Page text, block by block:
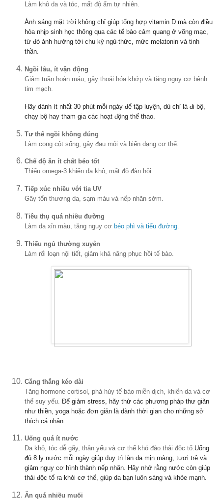
Làm khô da và tóc, mất độ ẩm tự nhiên.
Ánh sáng mặt trời không chỉ giúp tổng hợp vitamin D mà còn điều
hòa nhịp sinh học thông qua các tế bào cảm quang ở võng mạc,
từ đó ảnh hưởng tới chu kỳ ngủ-thức, mức melatonin và tinh
thần.
Ngồi lâu, ít vận động
Giảm tuần hoàn máu, gây thoái hóa khớp và tăng nguy cơ bệnh
tim mạch.
Hãy dành ít nhất 30 phút mỗi ngày để tập luyện, dù chỉ là đi bộ,
chạy bộ hay tham gia các hoạt động thể thao.
Tư thế ngồi không đúng
Làm cong cột sống, gây đau mỏi và biến dạng cơ thể.
Chế độ ăn ít chất béo tốt
Thiếu omega-3 khiến da khô, mất độ đàn hồi.
Tiếp xúc nhiều với tia UV
Gây tổn thương da, sạm màu và nếp nhăn sớm.
Tiêu thụ quá nhiều đường
Làm da xỉn màu, tăng nguy cơ béo phì và tiểu đường.
Thiếu ngủ thường xuyên
Làm rối loạn nội tiết, giảm khả năng phục hồi tế bào.
Căng thẳng kéo dài
Tăng hormone cortisol, phá hủy tế bào miễn dịch, khiến da và cơ
thể suy yếu. Để giảm stress, hãy thử các phương pháp thư giãn
như thiền, yoga hoặc đơn giản là dành thời gian cho những sở
thích cá nhân.
Uống quá ít nước
Da khô, tóc dễ gãy, thận yếu và cơ thể khó đào thải độc tố.Uống
đủ 8 ly nước mỗi ngày giúp duy trì làn da mịn màng, tươi trẻ và
giảm nguy cơ hình thành nếp nhăn. Hãy nhớ rằng nước còn giúp
thải độc tố ra khỏi cơ thể, giúp da bạn luôn sáng và khỏe mạnh.
Ăn quá nhiều muối